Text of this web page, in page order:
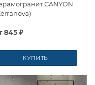
CANYON
845 ₽
КУПИТЬ